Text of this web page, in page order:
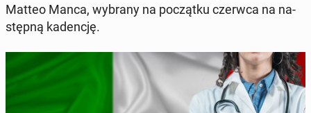
Matteo Manca, wybrany na po­cząt­ku czerwca na na­
stęp­ną ka­den­cję.